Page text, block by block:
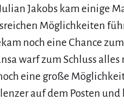
Jakobs kam einige
Möglichkeiten
noch eine Chance
warf zum Schluss
eine große
auf dem Posten